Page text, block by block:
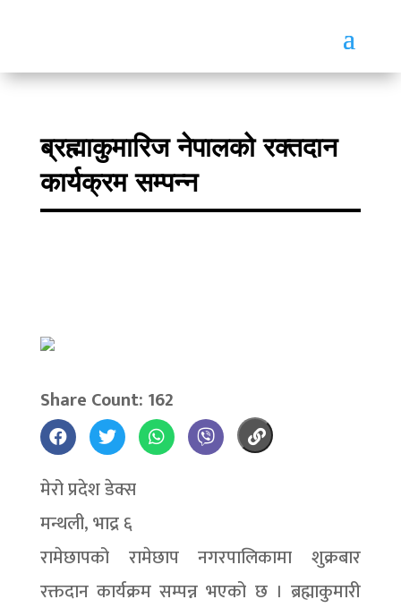
ब्रह्माकुमारिज नेपालको रक्तदान
कार्यक्रम सम्पन्न
Share Count: 162
मेरो प्रदेश डेक्स
मन्थली, भाद्र ६
रामेछापको रामेछाप नगरपालिकामा शुक्रबार
रक्तदान कार्यक्रम सम्पन्न भएको छ । ब्रह्माकुमारी